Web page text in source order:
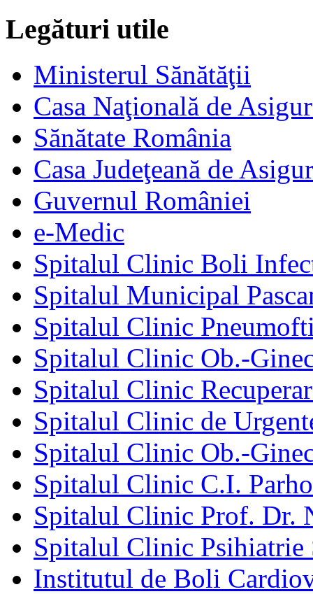
Legături utile
Ministerul Sănătăţii
Casa Naţională de
Sănătate România
Casa Judeţeană de
Guvernul României
e-Medic
Spitalul Clinic Boli
Spitalul Municipal
Spitalul Clinic
Spitalul Clinic Ob.-
Spitalul Clinic
Spitalul Clinic de
Spitalul Clinic Ob.-
Spitalul Clinic C.I.
Spitalul Clinic Prof. Dr.
Spitalul Clinic Psihiatrie
Institutul de Boli